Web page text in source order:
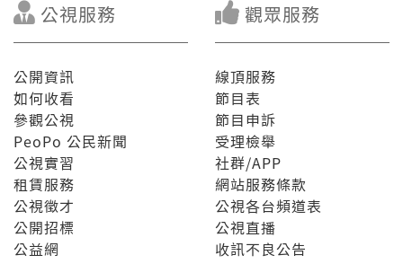
公視服務
公開資訊
如何收看
參觀公視
PeoPo 公民新聞
公視實習
租賃服務
公視徵才
公開招標
公益網
觀眾服務
線頂服務
節目表
節目申訴
受理檢舉
社群/APP
網站服務條款
公視各台頻道表
公視直播
收訊不良公告